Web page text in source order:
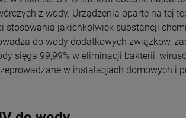
z wody. Urządzenia oparte na tej
stosowania jakichkolwiek substancji
do wody dodatkowych związków,
sięga 99,99% w eliminacji bakterii,
w instalacjach domowych i